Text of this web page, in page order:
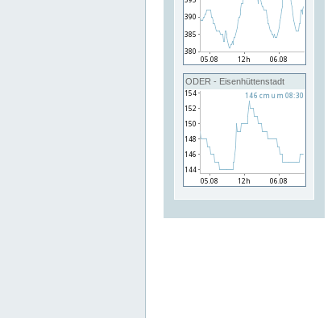
ODER - Eisenhüttenstadt